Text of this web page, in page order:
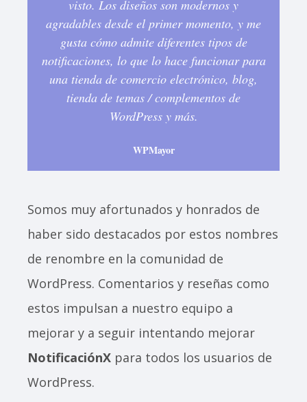
visto. Los diseños son modernos y
agradables desde el primer momento, y me
gusta cómo admite diferentes tipos de
notificaciones, lo que lo hace funcionar para
una tienda de comercio electrónico, blog,
tienda de temas / complementos de
WordPress y más.
WPMayor
Somos muy afortunados y honrados de
haber sido destacados por estos nombres
de renombre en la comunidad de
WordPress. Comentarios y reseñas como
estos impulsan a nuestro equipo a
mejorar y a seguir intentando mejorar
NotificaciónX para todos los usuarios de
WordPress.